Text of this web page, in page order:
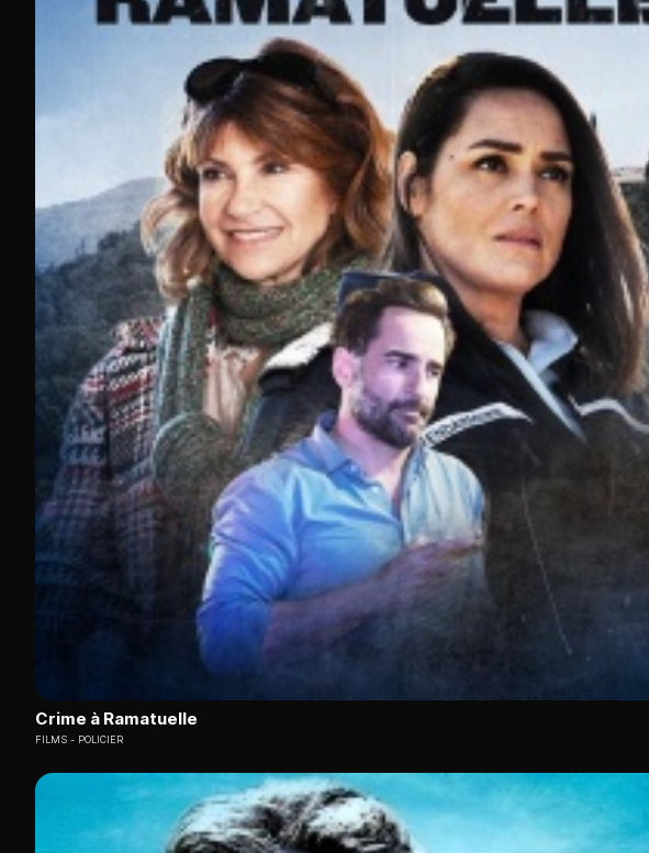
Crime à Ramatuelle
FILMS POLICIER